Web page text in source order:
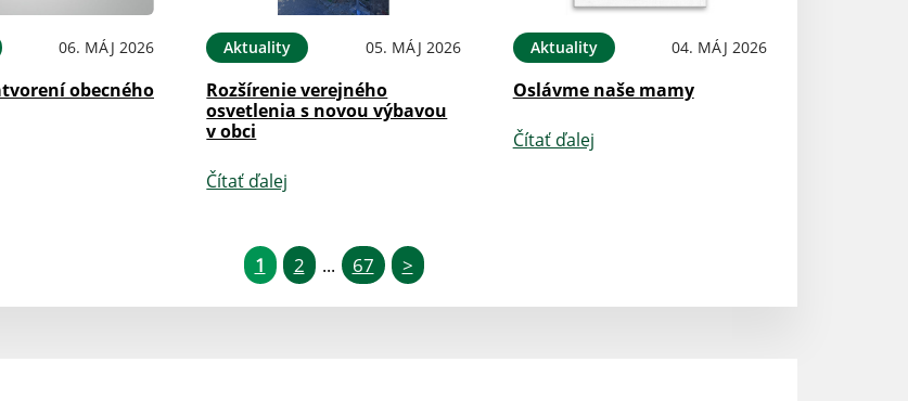
06. MÁJ 2026
obecného
Aktuality 05. MÁJ 2026
Rozšírenie verejného
osvetlenia s novou výbavou
v obci
Čítať ďalej
Aktuality 04. MÁJ 2026
Oslávme naše mamy
Čítať ďalej
1 2 ... 67 >